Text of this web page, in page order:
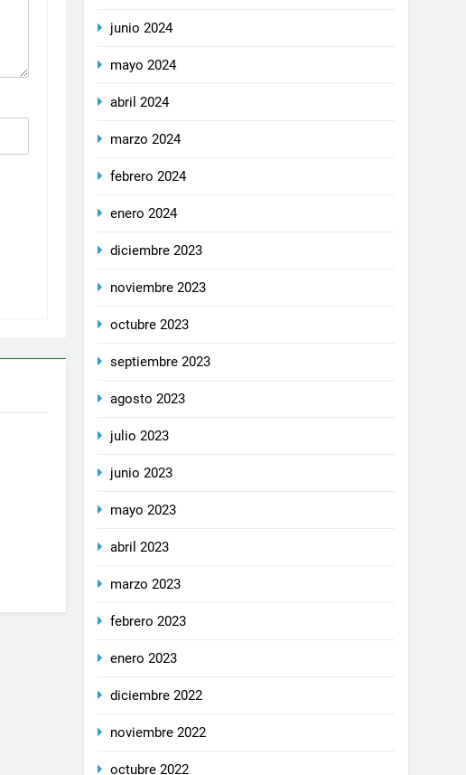
junio 2024
mayo 2024
abril 2024
marzo 2024
febrero 2024
enero 2024
diciembre 2023
noviembre 2023
octubre 2023
septiembre 2023
agosto 2023
julio 2023
junio 2023
mayo 2023
abril 2023
marzo 2023
febrero 2023
enero 2023
diciembre 2022
noviembre 2022
octubre 2022